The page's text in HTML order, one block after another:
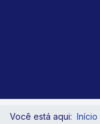
Você está aqui: Início